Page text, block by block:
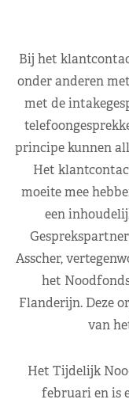
Bij het
onder anderen
met de
principe kunnen
Het
moeite mee
een
Asscher,
het
Flanderijn. Deze
van
Het Tijdelijk
februari en is